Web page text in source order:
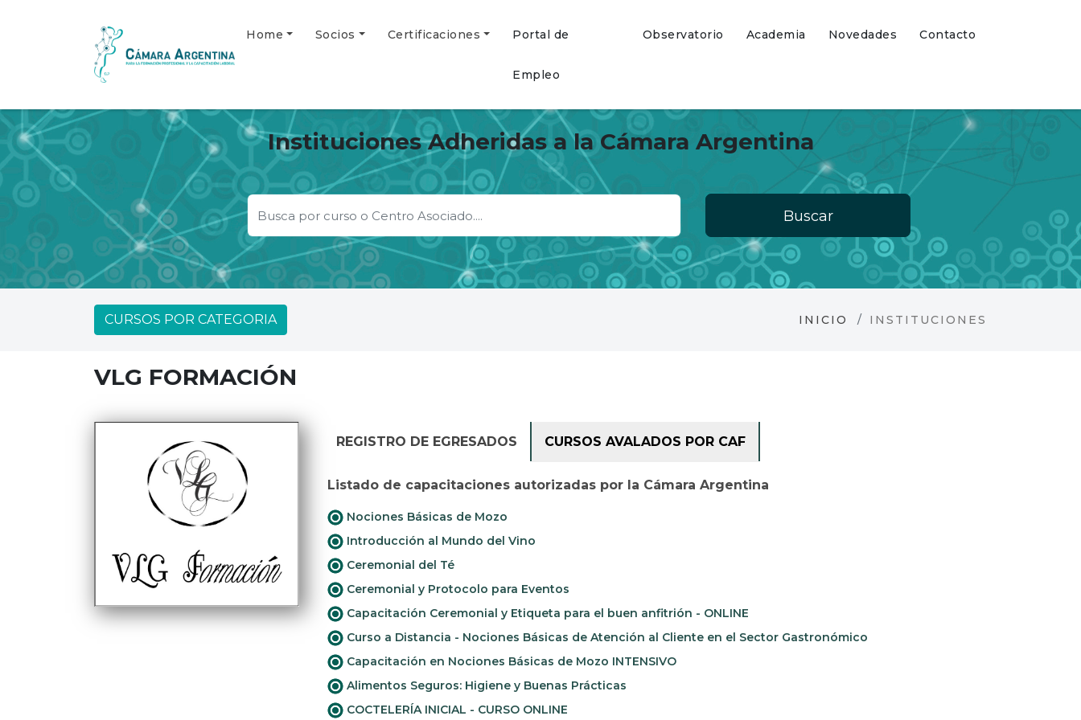
Home Socios Certificaciones Portal de
Empleo
Observatorio Academia Novedades Contacto
Instituciones Adheridas a la Cámara Argentina
Buscar
CURSOS POR CATEGORIA INICIO INSTITUCIONES
VLG FORMACIÓN
REGISTRO DE EGRESADOS CURSOS AVALADOS POR CAF
Listado de capacitaciones autorizadas por la Cámara Argentina
Nociones Básicas de Mozo
Introducción al Mundo del Vino
Ceremonial del Té
Ceremonial y Protocolo para Eventos
Capacitación Ceremonial y Etiqueta para el buen anfitrión - ONLINE
Curso a Distancia - Nociones Básicas de Atención al Cliente en el Sector Gastronómico
Capacitación en Nociones Básicas de Mozo INTENSIVO
Alimentos Seguros: Higiene y Buenas Prácticas
COCTELERÍA INICIAL - CURSO ONLINE